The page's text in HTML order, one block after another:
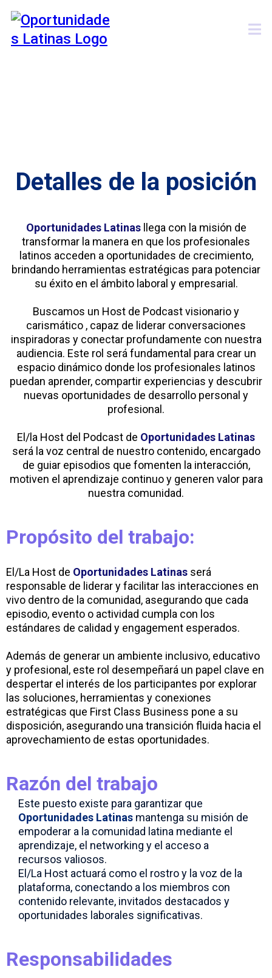
Detalles de la posición
Oportunidades Latinasllega con la misión de
transformar la manera en que los profesionales
latinos acceden a oportunidades de crecimiento,
brindando herramientas estratégicas para potenciar
su éxito en el ámbito laboral y empresarial.
Buscamos un Host de Podcast visionario y
carismático , capaz de liderar conversaciones
inspiradoras y conectar profundamente con nuestra
audiencia. Este rol será fundamental para crear un
espacio dinámico donde los profesionales latinos
puedan aprender, compartir experiencias y descubrir
nuevas oportunidades de desarrollo personal y
profesional.
El/la Host del Podcast de Oportunidades Latinas
será la voz central de nuestro contenido, encargado
de guiar episodios que fomenten la interacción,
motiven el aprendizaje continuo y generen valor para
nuestra comunidad.
Propósito del trabajo:
El/La Host de Oportunidades Latinas será
responsable de liderar y facilitar las interacciones en
vivo dentro de la comunidad, asegurando que cada
episodio, evento o actividad cumpla con los
estándares de calidad y engagement esperados.
Además de generar un ambiente inclusivo, educativo
y profesional, este rol desempeñará un papel clave en
despertar el interés de los participantes por explorar
las soluciones, herramientas y conexiones
estratégicas que First Class Business pone a su
disposición, asegurando una transición fluida hacia el
aprovechamiento de estas oportunidades.
Razón del trabajo
Este puesto existe para garantizar que
Oportunidades Latinas mantenga su misión de
empoderar a la comunidad latina mediante el
aprendizaje, el networking y el acceso a
recursos valiosos.
El/La Host actuará como el rostro y la voz de la
plataforma, conectando a los miembros con
contenido relevante, invitados destacados y
oportunidades laborales significativas.
Responsabilidades